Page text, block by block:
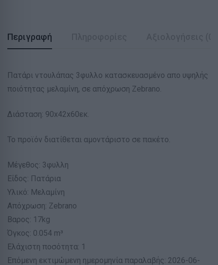
Περιγραφή
Πατάρι ντουλάπας 3φυλλο κατασκευασμένο απο υψηλής
ποιότητας μελαμίνη, σε απόχρωση Zebrano.
Διάσταση: 90x42x60εκ.
Το προϊόν διατίθεται αμοντάριστο σε πακέτο.
Μέγεθος: 3φυλλη
Είδος: Πατάρια
Υλικό: Μελαμίνη
Απόχρωση: Zebrano
Βαρος: 17kg
Όγκος: 0.054 m³
Ελάχιστη ποσότητα: 1
Επόμενη εκτιμώμενη ημερομηνία παραλαβής: 2026-06-